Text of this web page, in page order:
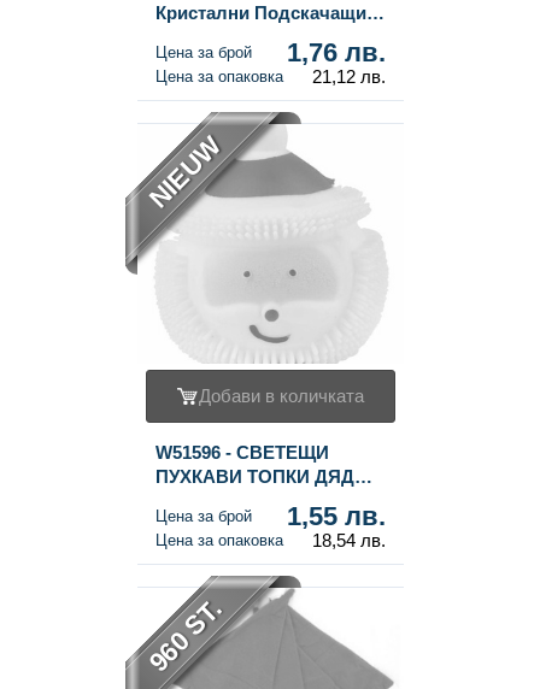
Кристални Подскачащи
Цена за брой 1,76 лв.
Цена за опаковка 21,12 лв.
NIEUW
Добави в количката
W51596 - СВЕТЕЩИ
ПУХКАВИ ТОПКИ ДЯДО
бр.)
Цена за брой 1,55 лв.
Цена за опаковка 18,54 лв.
960 ST.